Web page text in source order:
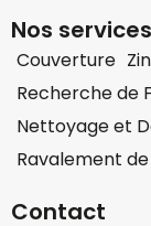
Nos services
Couverture
Recherche de
Nettoyage et
Ravalement
Contact